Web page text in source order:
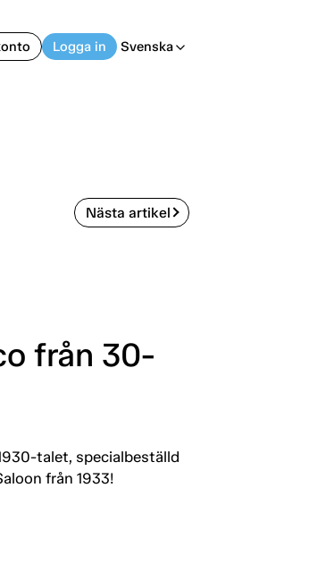
Logga in Svenska arrow_back_ios
Nästa artikel
från 30-
talet, specialbeställd
från 1933!